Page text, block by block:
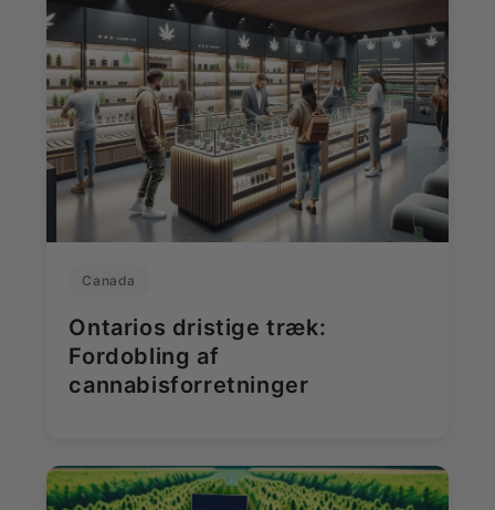
Canada
Ontarios dristige træk:
Fordobling af
cannabisforretninger